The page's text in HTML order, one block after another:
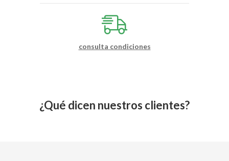
consulta condiciones
¿Qué dicen nuestros clientes?